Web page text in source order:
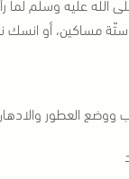
ستّة مساكين، أو انسك
ووضع العطور